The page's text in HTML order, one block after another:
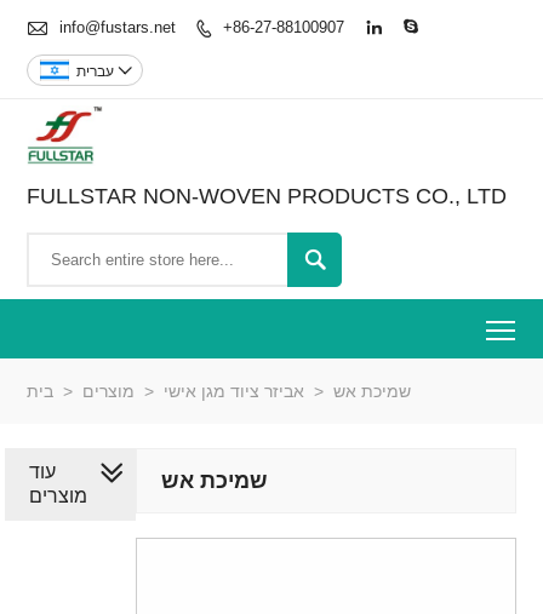
 info@fustars.net  +86-27-88100907  
עברית 
FULLSTAR NON-WOVEN PRODUCTS CO., LTD

בית > מוצרים > אביזר ציוד מגן אישי > שמיכת אש
שמיכת אש
עוד
מוצרים